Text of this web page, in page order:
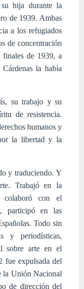
hija durante la
de 1939. Ambas
a los refugiados
de concentración
finales de 1939, a
la había
su trabajo y su
de resistencia.
humanos y
la libertad y la
y traduciendo. Y
Trabajó en la
colaboró con el
participó en las
Todo sin
y periodísticas,
sobre arte en el
fue expulsada del
la Unión Nacional
de dirección del